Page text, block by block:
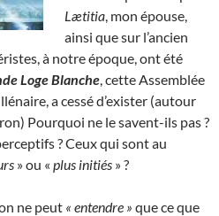
Lætitia , mon épouse,
ainsi que sur l’ancien
à notre époque, ont été
Loge Blanche , cette Assemblée
a cessé d’exister (autour
Pourquoi ne le savent-ils pas ?
? Ceux qui sont au
» ou « plus initiés » ?
ne peut « entendre » que ce que